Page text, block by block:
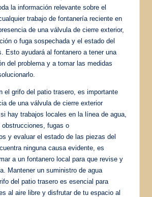
la información relevante sobre el
trabajo de fontanería reciente en
de una válvula de cierre exterior,
o fuga sospechada y el estado del
Esto ayudará al fontanero a tener una
del problema y a tomar las medidas
el grifo del patio trasero, es importante
de una válvula de cierre exterior
hay trabajos locales en la línea de agua,
fugas o
y evaluar el estado de las piezas del
ninguna causa evidente, es
a un fontanero local para que revise y
Mantener un suministro de agua
del patio trasero es esencial para
al aire libre y disfrutar de tu espacio al